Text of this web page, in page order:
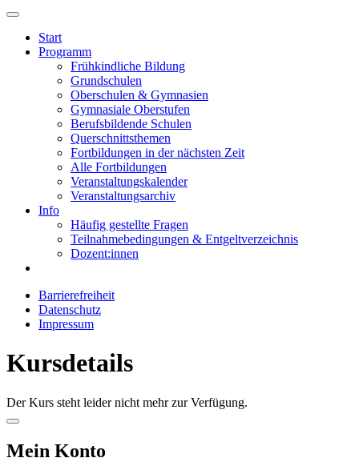
Start
Programm
Frühkindliche Bildung
Grundschulen
Oberschulen & Gymnasien
Gymnasiale Oberstufen
Berufsbildende Schulen
Querschnittsthemen
Fortbildungen in der nächsten Zeit
Alle Fortbildungen
Veranstaltungskalender
Veranstaltungsarchiv
Info
Häufig gestellte Fragen
Teilnahmebedingungen & Entgeltverzeichnis
Dozent:innen
Barrierefreiheit
Datenschutz
Impressum
Kursdetails
Der Kurs steht leider nicht mehr zur Verfügung.
Mein Konto